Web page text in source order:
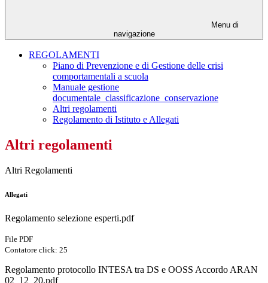
Menu di
navigazione
REGOLAMENTI
Piano di Prevenzione e di Gestione delle crisi
comportamentali a scuola
Manuale gestione
documentale_classificazione_conservazione
Altri regolamenti
Regolamento di Istituto e Allegati
Altri regolamenti
Altri Regolamenti
Allegati
Regolamento selezione esperti.pdf
File PDF
Contatore click: 25
Regolamento protocollo INTESA tra DS e OOSS Accordo ARAN
02_12_20.pdf